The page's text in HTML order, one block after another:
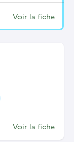
Voir la fiche
Voir la fiche